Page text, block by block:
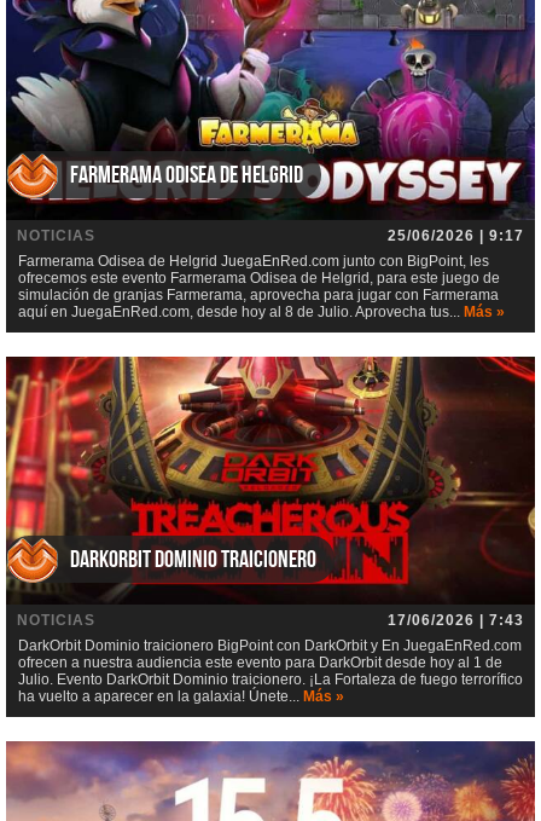
Farmerama Odisea de Helgrid
NOTICIAS
25/06/2026 | 9:17
Farmerama Odisea de Helgrid JuegaEnRed.com junto con BigPoint, les
ofrecemos este evento Farmerama Odisea de Helgrid, para este juego de
simulación de granjas Farmerama, aprovecha para jugar con Farmerama
aquí en JuegaEnRed.com, desde hoy al 8 de Julio. Aprovecha tus... Más »
DarkOrbit Dominio traicionero
NOTICIAS
17/06/2026 | 7:43
DarkOrbit Dominio traicionero BigPoint con DarkOrbit y En JuegaEnRed.com
ofrecen a nuestra audiencia este evento para DarkOrbit desde hoy al 1 de
Julio. Evento DarkOrbit Dominio traicionero. ¡La Fortaleza de fuego terrorífico
ha vuelto a aparecer en la galaxia! Únete... Más »